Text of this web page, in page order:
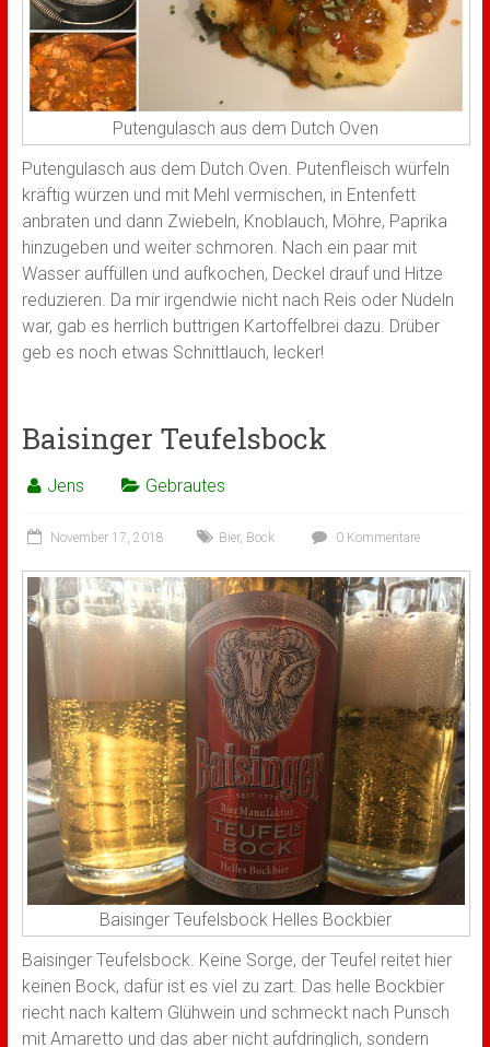
Putengulasch aus dem Dutch Oven
Putengulasch aus dem Dutch Oven. Putenfleisch würfeln
kräftig würzen und mit Mehl vermischen, in Entenfett
anbraten und dann Zwiebeln, Knoblauch, Möhre, Paprika
hinzugeben und weiter schmoren. Nach ein paar mit
Wasser auffüllen und aufkochen, Deckel drauf und Hitze
reduzieren. Da mir irgendwie nicht nach Reis oder Nudeln
war, gab es herrlich buttrigen Kartoffelbrei dazu. Drüber
geb es noch etwas Schnittlauch, lecker!
Baisinger Teufelsbock
Jens Gebrautes
November 17, 2018 Bier, Bock 0 Kommentare
Baisinger Teufelsbock Helles Bockbier
Baisinger Teufelsbock. Keine Sorge, der Teufel reitet hier
keinen Bock, dafür ist es viel zu zart. Das helle Bockbier
riecht nach kaltem Glühwein und schmeckt nach Punsch
mit Amaretto und das aber nicht aufdringlich, sondern